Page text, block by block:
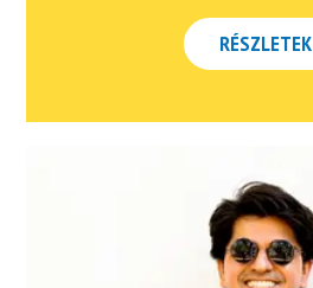
RÉSZLETEK